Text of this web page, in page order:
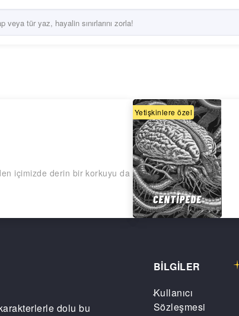
içimizde derin bir korkuyu da
Yetişkinlere özel
dolu bu
BİLGİLER
Kullanıcı
Sözleşmesi